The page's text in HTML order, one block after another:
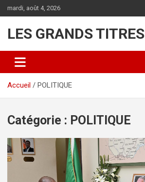
au
mardi, août 4, 2026
LES GRANDS TITRES
Accueil POLITIQUE
Catégorie : POLITIQUE